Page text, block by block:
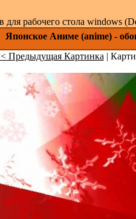
рабочего стола windows
Японское Аниме (anime) -
Предыдущая Картинка |